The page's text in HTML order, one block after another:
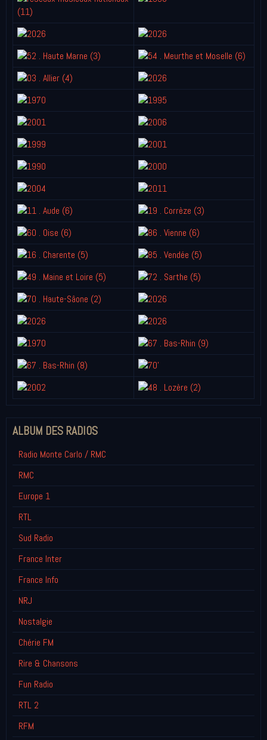
ALBUM DES RADIOS
Radio Monte Carlo / RMC
RMC
Europe 1
RTL
Sud Radio
France Inter
France Info
NRJ
Nostalgie
Chérie FM
Rire & Chansons
Fun Radio
RTL 2
RFM